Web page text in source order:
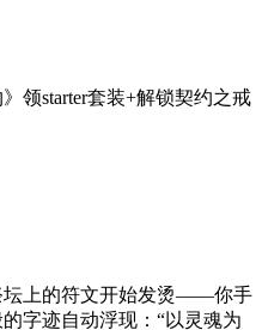
领starter套装+解锁契约之戒
坛上的符文开始发烫——你手
字迹自动浮现：“以灵魂为